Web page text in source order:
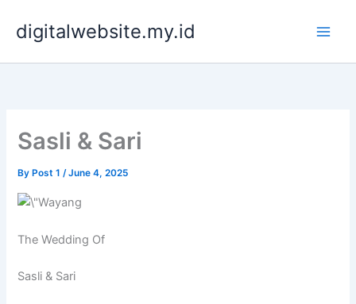
content
digitalwebsite.my.id
Sasli & Sari
By Post 1/June 4, 2025
The Wedding Of
Sasli & Sari